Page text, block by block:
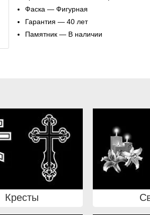
Фаска — Фигурная
Гарантия — 40 лет
Памятник — В наличии
Кресты